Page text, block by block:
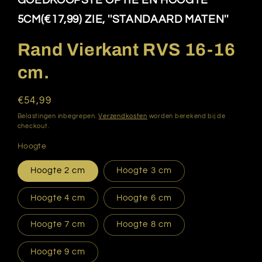
5CM(€17,99) ZIE, ''STANDAARD MATEN''
Rand Vierkant RVS 16-16
cm.
Normale
prijs
€54,99
Belastingen inbegrepen.Verzendkosten worden berekend bij de
checkout.
Hoogte
Hoogte 2 cm Hoogte 3 cm
Hoogte 4 cm Hoogte 6 cm
Hoogte 7 cm Hoogte 8 cm
Hoogte 9 cm